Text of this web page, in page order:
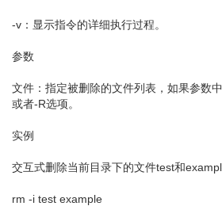
-v：显示指令的详细执行过程。
参数
文件：指定被删除的文件列表，如果参数
或者-R选项。
实例
交互式删除当前目录下的文件test和
rm -i test example